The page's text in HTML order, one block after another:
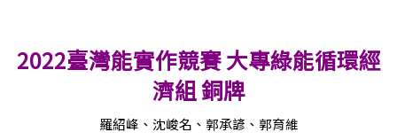
2022臺灣能實作競賽 大專綠能循環經
濟組 銅牌
羅紹峰、沈峻名、郭承諺、郭育維